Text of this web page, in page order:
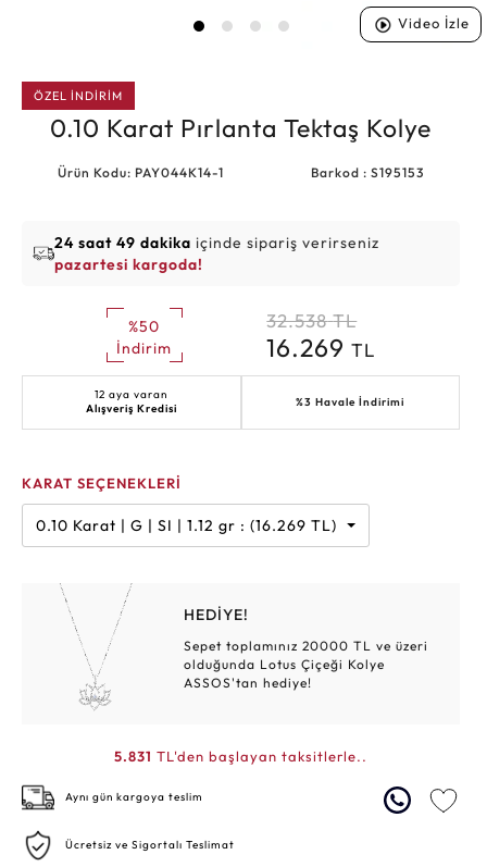
Video İzle
ÖZEL İNDİRİM
0.10 Karat Pırlanta Tektaş Kolye
Ürün Kodu: PAY044K14-1 Barkod : S195153
24 saat 49 dakika içinde sipariş verirseniz
pazartesi kargoda!
%50
İndirim
32.538 TL
16.269TL
12 aya varan
Alışveriş Kredisi
%3 Havale İndirimi
KARAT SEÇENEKLERİ
0.10 Karat | G | SI | 1.12 gr : (16.269 TL)
HEDİYE!
Sepet toplamınız 20000 TL ve üzeri
olduğunda Lotus Çiçeği Kolye
ASSOS'tan hediye!
5.831 TL'den başlayan taksitlerle..
Aynı gün kargoya teslim
Ücretsiz ve Sigortalı Teslimat